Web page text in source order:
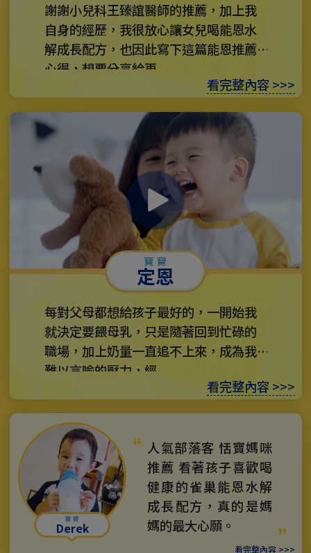
謝謝小兒科王臻誼醫師的推薦，加上我
自身的經歷，我很放心讓女兒喝能恩水
解成長配方，也因此寫下這篇能恩推薦
心得，想要分享給更...
看完整內容 >>>
定恩
每對父母都想給孩子最好的，一開始我
就決定要餵母乳，只是隨著回到忙碌的
職場，加上奶量一直追不上來，成為我
難以言喻的壓力，經...
看完整內容 >>>
Derek
人氣部落客 恬寶媽咪
推薦 看著孩子喜歡喝
健康的雀巢能恩水解
成長配方，真的是媽
媽的最大心願。
看完整內容 >>>